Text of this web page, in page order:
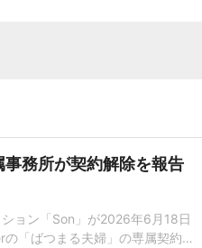
務所が契約解除を報告
ョン「Son」が2026年6月18日
「ばつまる夫婦」の専属契約を